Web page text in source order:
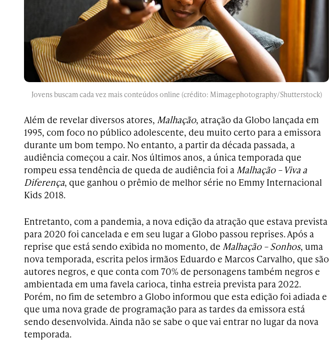
Jovens buscam cada vez mais conteúdos online (crédito: Mimagephotography/Shutterstock)
Além de revelar diversos atores, Malhação, atração da Globo lançada em
1995, com foco no público adolescente, deu muito certo para a emissora
durante um bom tempo. No entanto, a partir da década passada, a
audiência começou a cair. Nos últimos anos, a única temporada que
rompeu essa tendência de queda de audiência foi a Malhação – Viva a
Diferença, que ganhou o prêmio de melhor série no Emmy Internacional
Kids 2018.
Entretanto, com a pandemia, a nova edição da atração que estava prevista
para 2020 foi cancelada e em seu lugar a Globo passou reprises. Após a
reprise que está sendo exibida no momento, de Malhação – Sonhos, uma
nova temporada, escrita pelos irmãos Eduardo e Marcos Carvalho, que são
autores negros, e que conta com 70% de personagens também negros e
ambientada em uma favela carioca, tinha estreia prevista para 2022.
Porém, no fim de setembro a Globo informou que esta edição foi adiada e
que uma nova grade de programação para as tardes da emissora está
sendo desenvolvida. Ainda não se sabe o que vai entrar no lugar da nova
temporada.